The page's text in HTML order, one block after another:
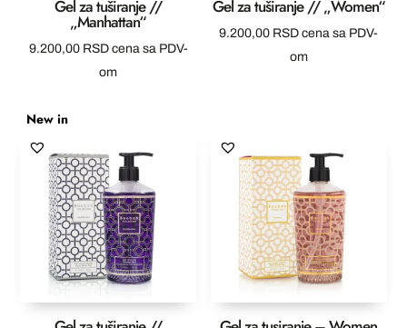
Gel za tuširanje //
„Manhattan“
9.200,00 RSD cena sa PDV-
om
Gel za tuširanje // „Women“
9.200,00 RSD cena sa PDV-
om
New in